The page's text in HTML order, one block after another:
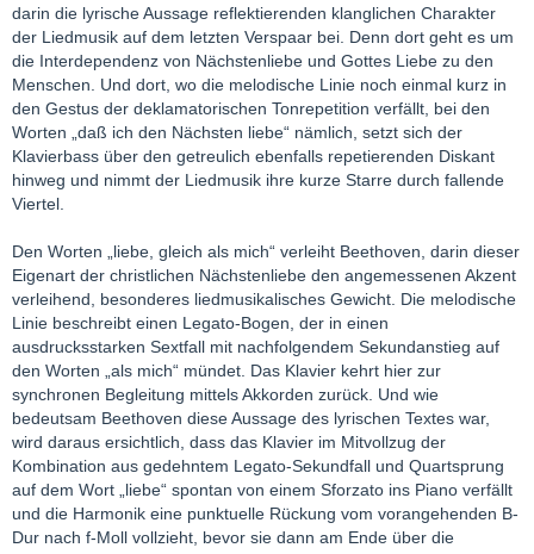
darin die lyrische Aussage reflektierenden klanglichen Charakter
der Liedmusik auf dem letzten Verspaar bei. Denn dort geht es um
die Interdependenz von Nächstenliebe und Gottes Liebe zu den
Menschen. Und dort, wo die melodische Linie noch einmal kurz in
den Gestus der deklamatorischen Tonrepetition verfällt, bei den
Worten „daß ich den Nächsten liebe“ nämlich, setzt sich der
Klavierbass über den getreulich ebenfalls repetierenden Diskant
hinweg und nimmt der Liedmusik ihre kurze Starre durch fallende
Viertel.
Den Worten „liebe, gleich als mich“ verleiht Beethoven, darin dieser
Eigenart der christlichen Nächstenliebe den angemessenen Akzent
verleihend, besonderes liedmusikalisches Gewicht. Die melodische
Linie beschreibt einen Legato-Bogen, der in einen
ausdrucksstarken Sextfall mit nachfolgendem Sekundanstieg auf
den Worten „als mich“ mündet. Das Klavier kehrt hier zur
synchronen Begleitung mittels Akkorden zurück. Und wie
bedeutsam Beethoven diese Aussage des lyrischen Textes war,
wird daraus ersichtlich, dass das Klavier im Mitvollzug der
Kombination aus gedehntem Legato-Sekundfall und Quartsprung
auf dem Wort „liebe“ spontan von einem Sforzato ins Piano verfällt
und die Harmonik eine punktuelle Rückung vom vorangehenden B-
Dur nach f-Moll vollzieht, bevor sie dann am Ende über die